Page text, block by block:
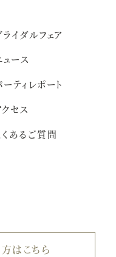
ライダルフェア
ュース
ーティレポート
クセス
くあるご質問
はこちら